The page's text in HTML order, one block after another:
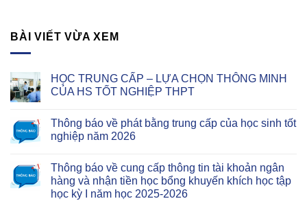
BÀI VIẾT VỪA XEM
HỌC TRUNG CẤP – LỰA CHỌN THÔNG MINH
CỦA HS TỐT NGHIỆP THPT
Thông báo về phát bằng trung cấp của học sinh tốt
nghiệp năm 2026
Thông báo về cung cấp thông tin tài khoản ngân
hàng và nhận tiền học bổng khuyến khích học tập
học kỳ I năm học 2025-2026